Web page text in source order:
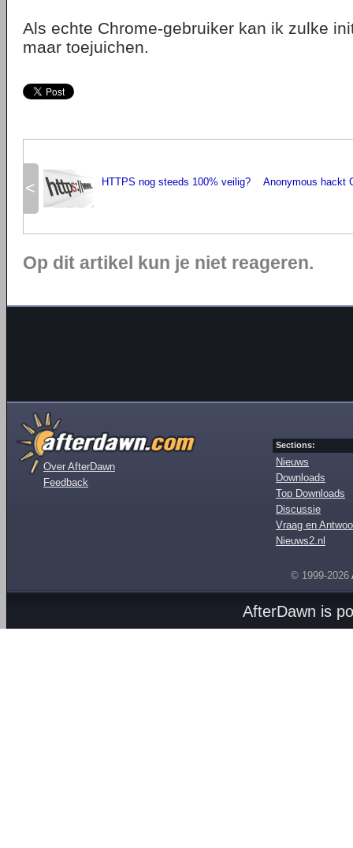
Als echte Chrome-gebruiker kan ik zulke
maar toejuichen.
< HTTPS nog steeds 100% veilig? Anonymous hackt
Op dit artikel kun je niet reageren.
Over AfterDawn
Feedback
Sections:
Nieuws
Downloads
Top Downloads
Discussie
Vraag en
Nieuws2.nl
© 1999-2026
AfterDawn is